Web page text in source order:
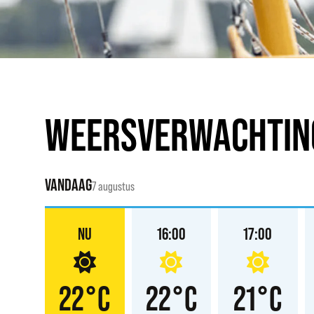
VANDAAG7 augustus
NU
22°C
16:00
22°C
17:00
21°C